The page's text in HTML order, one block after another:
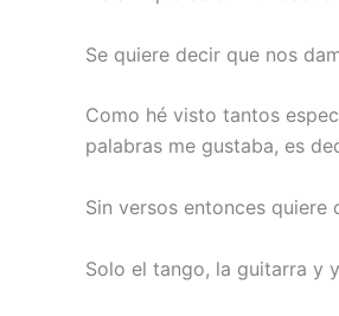
Se quiere decir que nos
Como hé visto tantos
palabras me gustaba, es
Sin versos entonces quiere
Solo el tango, la guitarra y